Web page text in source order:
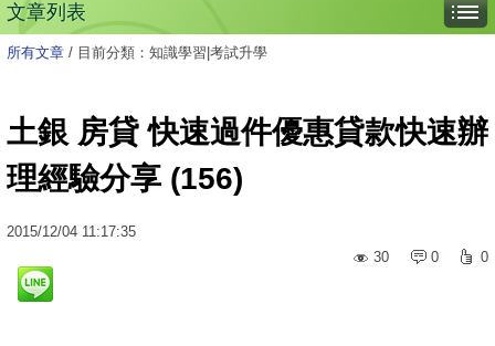
文章列表
所有文章 / 目前分類：知識學習|考試升學
土銀 房貸 快速過件優惠貸款快速辦
理經驗分享 (156)
2015/12/04 11:17:35
30
0 0